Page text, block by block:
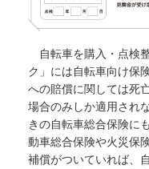
自転車を購入・点検
ク」には自転車向け保
への賠償に関しては死
場合のみしか適用され
きの自転車総合保険に
動車総合保険や火災保
補償がついていれば、